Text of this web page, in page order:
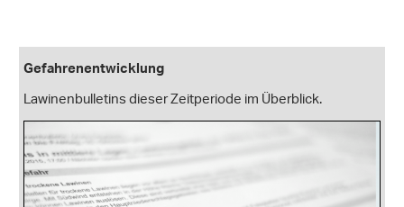
Gefahrenentwicklung
Lawinenbulletins dieser Zeitperiode im Überblick.